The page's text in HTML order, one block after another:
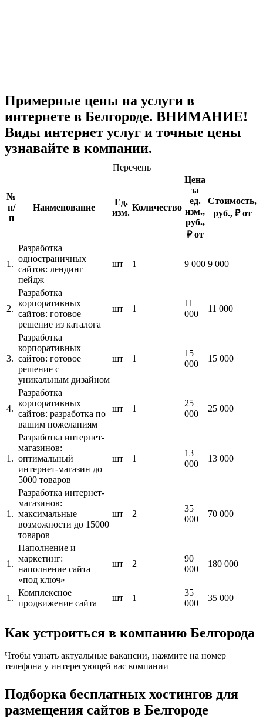
Примерные цены на услуги в
интернете в Белгороде. ВНИМАНИЕ!
Виды интернет услуг и точные цены
узнавайте в компании.
Перечень
№
п/
п
Наименование
Ед.
изм.
Количество
Цена
за
ед.
изм.,
руб.,
₽ от
Стоимость,
руб., ₽ от
1.
Разработка
одностраничных
сайтов: лендинг
пейдж
шт 1 9 000 9 000
2.
Разработка
корпоративных
сайтов: готовое
решение из каталога
шт 1
11
000
11 000
3.
Разработка
корпоративных
сайтов: готовое
решение с
уникальным дизайном
шт 1
15
000
15 000
4.
Разработка
корпоративных
сайтов: разработка по
вашим пожеланиям
шт 1
25
000
25 000
1.
Разработка интернет-
магазинов:
оптимальный
интернет-магазин до
5000 товаров
шт 1
13
000
13 000
1.
Разработка интернет-
магазинов:
максимальные
возможности до 15000
товаров
шт 2
35
000
70 000
1.
Наполнение и
маркетинг:
наполнение сайта
«под ключ»
шт 2
90
000
180 000
1.
Комплексное
продвижение сайта
шт 1
35
000
35 000
Как устроиться в компанию Белгорода
Чтобы узнать актуальные вакансии, нажмите на номер
телефона у интересующей вас компании
Подборка бесплатных хостингов для
размещения сайтов в Белгороде